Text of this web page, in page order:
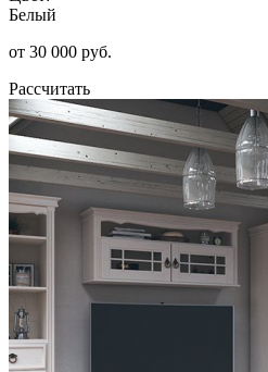
Белый
от 30 000 руб.
Рассчитать